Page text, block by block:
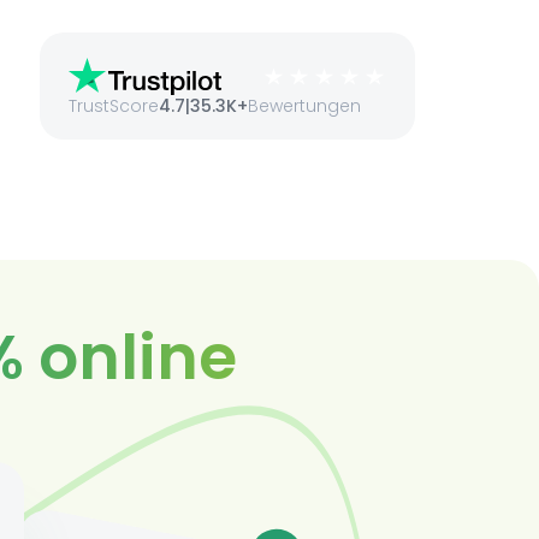
TrustScore4.7|35.3K+Bewertungen
online